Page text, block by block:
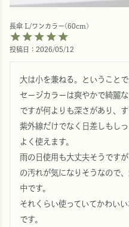
長傘 L/ワンカラー(60cm)
投稿日 2026/05/12
大は小を兼ねる。ということ
セージカラーは爽やかで綺麗
ですが何よりも深さがあり、
紫外線だけでなく日差しもし
よく使えます。
雨の日使用も大丈夫そうです
の汚れが気になりそうなので
中です。
それくらい使っていてかわい
です。